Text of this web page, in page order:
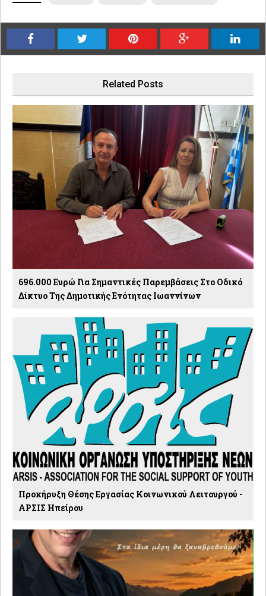
Related Posts
696.000 Ευρώ Για Σημαντικές Παρεμβάσεις Στο Οδικό
Δίκτυο Της Δημοτικής Ενότητας Ιωαννίνων
Προκήρυξη Θέσης Εργασίας Κοινωνικού Λειτουργού -
ΑΡΣΙΣ Ηπείρου